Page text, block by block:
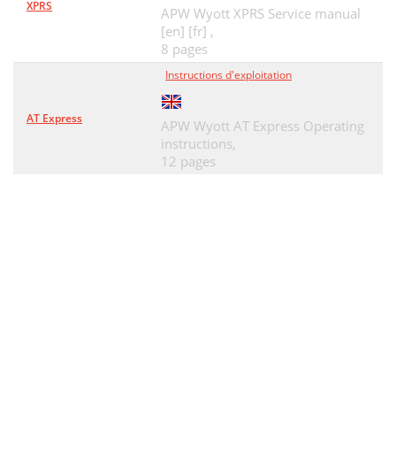
XPRS
APW Wyott XPRS Service manual
[en] [fr] ,
8 pages
AT Express
Instructions d'exploitation
APW Wyott AT Express Operating
instructions,
12 pages